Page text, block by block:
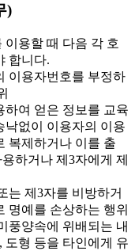
)
용할 때 다음 각 호
합니다.
이용자번호를 부정하
하여 얻은 정보를 교육
낙없이 이용자의 이용
복제하거나 이를 출
하거나 제3자에게 제
는 제3자를 비방하거
명예를 손상하는 행위
풍양속에 위배되는 내
도형 등을 타인에게 유